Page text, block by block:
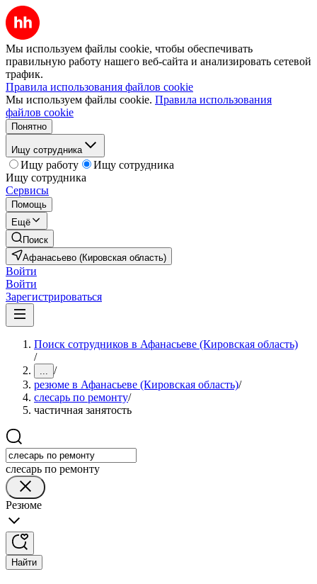
Мы используем файлы cookie, чтобы обеспечивать
правильную работу нашего веб-сайта и анализировать сетевой
трафик.
Правила использования файлов cookie
Мы используем файлы cookie. Правила использования
файлов cookie
Понятно
Ищу сотрудника
Ищу работу
Ищу сотрудника
Ищу сотрудника
Сервисы
Помощь
Ещё
Поиск
Афанасьево (Кировская область)
Войти
Войти
Зарегистрироваться
Поиск сотрудников в Афанасьеве (Кировская область)
/
... /
резюме в Афанасьеве (Кировская область)/
слесарь по ремонту/
частичная занятость
слесарь по ремонту
Резюме
Найти